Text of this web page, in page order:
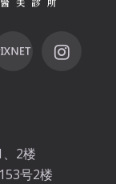
2楼
号2楼